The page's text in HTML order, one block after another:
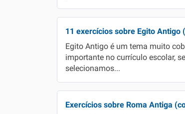
11 exercícios sobre Egito
Egito Antigo é um tema muito
importante no currículo escolar,
selecionamos...
Exercícios sobre Roma Antiga